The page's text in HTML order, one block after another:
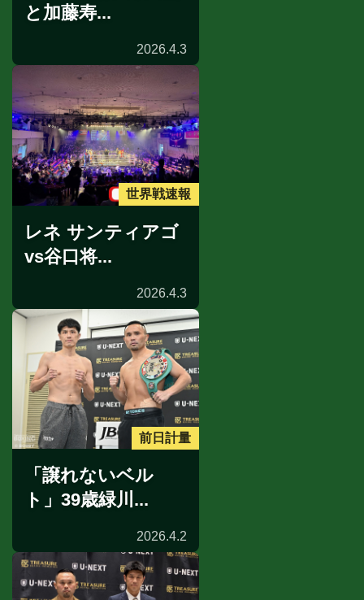
と加藤寿...
2026.4.3
世界戦速報
レネ サンティアゴ
vs谷口将...
2026.4.3
前日計量
「譲れないベル
ト」39歳緑川...
2026.4.2